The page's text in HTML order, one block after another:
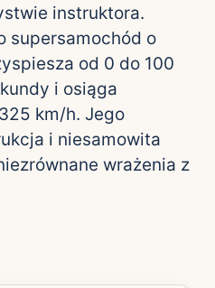
instruktora.
supersamochód o
od 0 do 100
i osiąga
km/h. Jego
i niesamowita
wrażenia z